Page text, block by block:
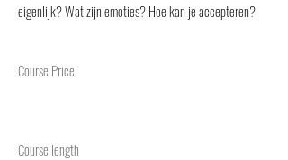
eigenlijk? Wat zijn emoties? Hoe kan je accepteren?
Course Price
Course length